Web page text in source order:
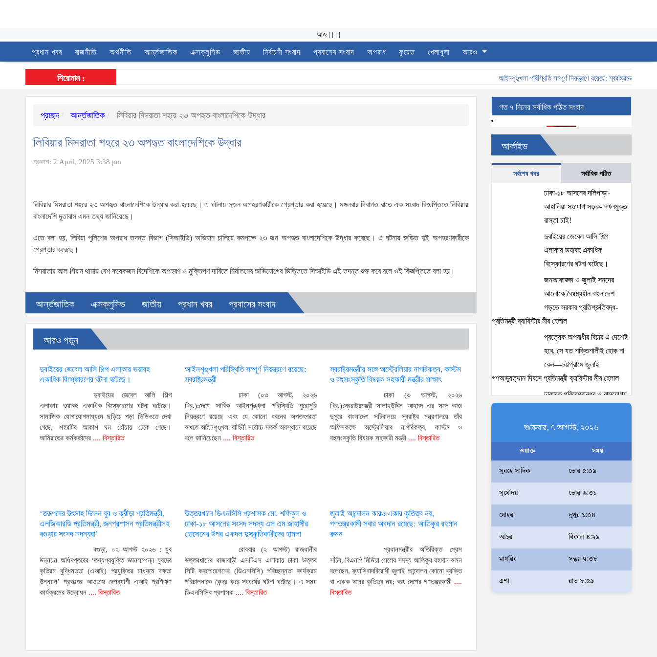
আজ
প্রধান খবর রাজনীতি অর্থনীতি আর্ন্তজাতিক এক্সক্লুসিভ জাতীয় নির্বাচনী সংবাদ প্রবাসের সংবাদ অপরাধ কুয়েত খেলাধুলা আরও
শিরোনাম : আইনশৃঙ্খলা পরিস্থিতি সম্পূর্ণ নিয়ন্ত্রণে রয়েছে: স্বরাষ্ট্রমন্ত্রী
প্রচ্ছদ আর্ন্তজাতিক লিবিয়ার মিসরাতা শহরে ২৩ অপহৃত বাংলাদেশিকে উদ্ধার
লিবিয়ার মিসরাতা শহরে ২৩ অপহৃত বাংলাদেশিকে উদ্ধার
প্রকাশ: 2 April, 2025 3:38 pm
লিবিয়ার মিসরাতা শহরে ২৩ অপহৃত বাংলাদেশিকে উদ্ধার করা হয়েছে। এ ঘটনায় দুজন অপহরণকারীকে গ্রেপ্তার করা হয়েছে। মঙ্গলবার দিবাগত রাতে এক সংবাদ বিজ্ঞপ্তিতে লিবিয়ায়
বাংলাদেশি দূতাবাস এমন তথ্য জানিয়েছে।
এতে বলা হয়, লিবিয়া পুলিশের অপরাধ তদন্ত বিভাগ (সিআইডি) অভিযান চালিয়ে কমপক্ষে ২৩ জন অপহৃত বাংলাদেশিকে উদ্ধার করেছে। এ ঘটনায় জড়িত দুই অপহরণকারীকে
গ্রেপ্তার করেছে।
মিসরাতার আল-গিরান থানায় বেশ কয়েকজন বিদেশিকে অপহরণ ও মুক্তিপণ দাবিতে নির্যাতনের অভিযোগের ভিত্তিতে সিআইডি এই তদন্ত শুরু করে বলে ওই বিজ্ঞপ্তিতে বলা হয়।
আর্ন্তজাতিক এক্সক্লুসিভ জাতীয় প্রধান খবর প্রবাসের সংবাদ
আরও পড়ুন
দুবাইয়ের জেবেল আলি শিল্প এলাকায় ভয়াবহ
একাধিক বিস্ফোরণের ঘটনা ঘটেছে।
দুবাইয়ের জেবেল আলি শিল্প
এলাকায় ভয়াবহ একাধিক বিস্ফোরণের ঘটনা ঘটেছে।
সামাজিক যোগাযোগমাধ্যমে ছড়িয়ে পড়া ভিডিওতে দেখা
গেছে, শহরটির আকাশ ঘন ধোঁয়ায় ঢেকে গেছে।
আমিরাতের কর্মকর্তাদের .... বিস্তারিত
আইনশৃঙ্খলা পরিস্থিতি সম্পূর্ণ নিয়ন্ত্রণে রয়েছে:
স্বরাষ্ট্রমন্ত্রী
ঢাকা (০৩ আগস্ট, ২০২৬
খ্রি.):দেশে সার্বিক আইনশৃঙ্খলা পরিস্থিতি পুরোপুরি
নিয়ন্ত্রণে রয়েছে এবং যে কোনো ধরনের অপতৎপরতা
রুখতে আইনশৃঙ্খলা বাহিনী সর্বোচ্চ সতর্ক অবস্থানে রয়েছে
বলে জানিয়েছেন .... বিস্তারিত
স্বরাষ্ট্রমন্ত্রীর সঙ্গে অস্ট্রেলিয়ার নাগরিকত্ব, কাস্টম
ও বহুসংস্কৃতি বিষয়ক সহকারী মন্ত্রীর সাক্ষাৎ
ঢাকা (৩ আগস্ট, ২০২৬
খ্রি.):স্বরাষ্ট্রমন্ত্রী সালাহউদ্দিন আহমদ এর সঙ্গে আজ
দুপুরে বাংলাদেশ সচিবালয়ে স্বরাষ্ট্র মন্ত্রণালয়ে তাঁর
অফিসকক্ষে অস্ট্রেলিয়ার নাগরিকত্ব, কাস্টম ও
বহুসংস্কৃতি বিষয়ক সহকারী মন্ত্রী.... বিস্তারিত
‘তরুণদের উৎসাহ দিলেন যুব ও ক্রীড়া প্রতিমন্ত্রী,
এলজিআরডি প্রতিমন্ত্রী, জনপ্রশাসন প্রতিমন্ত্রীসহ
বগুড়ার সংসদ সদস্যরা’
বগুড়া, ০২ আগস্ট ২০২৬ : যুব
উন্নয়ন অধিদপ্তরের ‘তথ্যপ্রযুক্তি জ্ঞানসম্পন্ন যুবদের
কৃত্রিম বুদ্ধিমত্তা (এআই) প্রযুক্তির মাধ্যমে দক্ষতা
উন্নয়ন’ প্রকল্পের আওতায় দেশব্যাপী এআই প্রশিক্ষণ
কার্যক্রমের উদ্বোধন .... বিস্তারিত
উত্তরখানে ডিএনসিসি প্রশাসক মো. শফিকুল ও
ঢাকা-১৮ আসনের সংসদ সদস্য এস এম জাহাঙ্গীর
হোসেনের উপর একদল দুস্কৃতিকারীদের হামলা
রোববার (২ আগস্ট) রাজধানীর
উত্তরখানের রাজাবাড়ী এসটিএস এলাকায় ঢাকা উত্তর
সিটি করপোরেশনের (ডিএনসিসি) পরিচ্ছন্নতা কার্যক্রম
পরিচালনাকে কেন্দ্র করে সংঘর্ষের ঘটনা ঘটেছে। এ সময়
ডিএনসিসির প্রশাসক .... বিস্তারিত
জুলাই আন্দোলন কারও একার কৃতিত্ব নয়,
গণতন্ত্রকামী সবার অবদান রয়েছে: আতিকুর রহমান
রুমন
প্রধানমন্ত্রীর অতিরিক্ত প্রেস
সচিব, বিএনপি মিডিয়া সেলের সদস্য আতিকুর রহমান রুমন
বলেছেন, ফ্যাসিবাদবিরোধী জুলাই আন্দোলন কোনো ব্যক্তি
বা একক দলের কৃতিত্ব নয়; বরং দেশের গণতন্ত্রকামী ....
বিস্তারিত
গত ৭ দিনের সর্বাধিক পঠিত সংবাদ
আর্কাইভ
সর্বশেষ খবর সর্বাধিক পঠিত
ঢাকা-১৮ আসনের দলিপাড়া-
আহালিয়া সংযোগ সড়ক- দখলমুক্ত
রাস্তা চাই!
দুবাইয়ের জেবেল আলি শিল্প
এলাকায় ভয়াবহ একাধিক
বিস্ফোরণের ঘটনা ঘটেছে।
জনআকাঙ্ক্ষা ও জুলাই সনদের
আলোকে বৈষম্যহীন বাংলাদেশ
গড়তে সরকার প্রতিশ্রুতিবদ্ধ-
প্রতিমন্ত্রী ব্যারিস্টার মীর হেলাল
প্রত্যেক অপরাধীর বিচার এ দেশেই
হবে, সে যত শক্তিশালীই হোক না
কেন—চট্টগ্রামে জুলাই
গণঅভ্যুত্থান দিবসে প্রতিমন্ত্রী ব্যারিস্টার মীর হেলাল
ঢাকাকে পরিবেশবান্ধব ও বাসযোগ্য
নাগরিকদের দায়িত্বশীল ভূমিকা
ব্যারিস্টার মীর হেলাল
কার্যকর উদ্যোগ নেয়ার আহ্বান
পার্বত্য প্রতিমন্ত্রীর
খুনের মামলায় গ্রেপ্তার তার স্বামী
শুক্রবার, ৭ আগস্ট, ২০২৬
ওয়াক্ত সময়
সুবহে সাদিক ভোর ৫:০৯
সূর্যোদয় ভোর ৬:৩১
যোহর দুপুর ১:০৪
আছর বিকাল ৪:২৯
মাগরিব সন্ধ্যা ৭:৩৮
এশা রাত ৮:৫৯